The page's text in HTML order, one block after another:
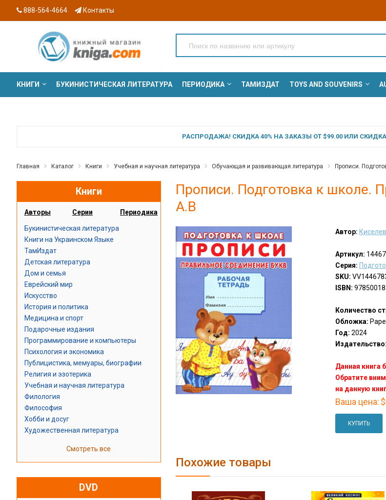
888-564-4664 Контакты
КНИГИ БУКИНИСТИЧЕСКАЯ ЛИТЕРАТУРА ПЕРИОДИКА ТАМИЗДАТ TOYS AND SOUVENIRS
РАСПРОДАЖА! СКИДКА 40% НА ЗАКАЗЫ ОТ $99.00 ИЛИ СКИДКА
Главная Каталог Книги Учебная и научная литература Обучающая и развивающая литература Прописи.
Книги
Авторы Серии Периодика
Букинистическая литература
Книги на Украинском Языке
ТамИздат
Детская литература
Дом и семья
Еврейский мир
Искусство
История и политика
Медицина и спорт
Подарочные издания
Программирование и компьютеры
Психология и экономика
Публицистика, мемуары, биографии
Религия и эзотерика
Учебная и научная литература
Филология
Философия
Хобби и досуг
Художественная литература
Смотреть все
DVD
Прописи. Подготовка к школе.
А.В
Автор:
Артикул:
Серия:
SKU:
ISBN:
Количество
Обложка:
Год: 2024
Издательство:
Данная книга
Обратите
на данную
Ваша цена:
КУПИТЬ
Похожие товары